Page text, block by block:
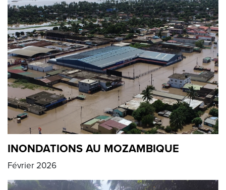
INONDATIONS AU MOZAMBIQUE
Février 2026